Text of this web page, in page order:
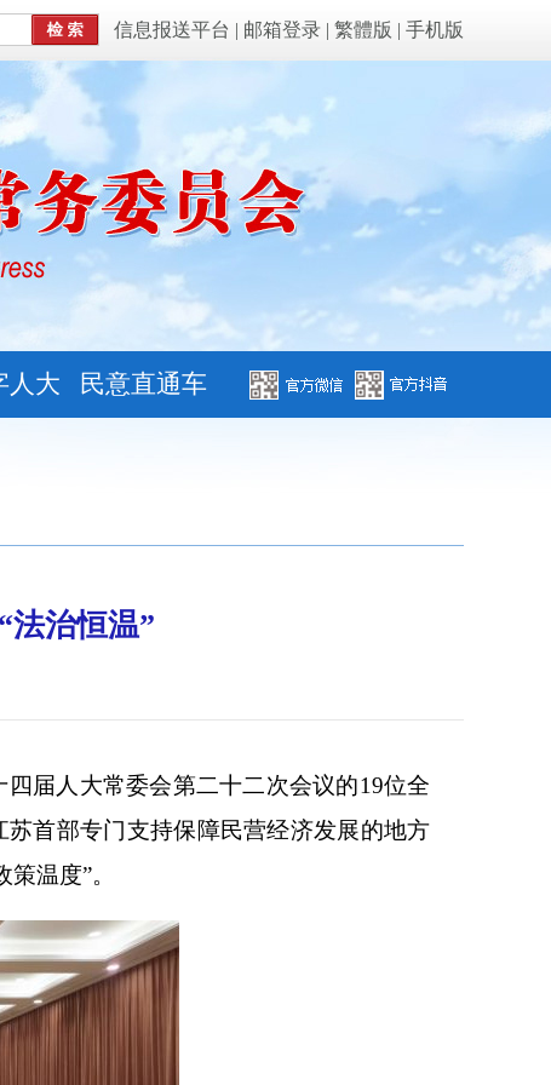
信息报送平台 | 邮箱登录 | 繁體版 | 手机版
人大 民意直通车
法治恒温”
届人大常委会第二十二次会议的19位全
首部专门支持保障民营经济发展的地方
温度”。